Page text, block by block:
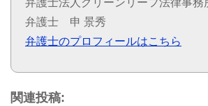
弁護士法人グリーンリーフ法律事務
弁護士 申 景秀
弁護士のプロフィールはこちら
関連投稿: